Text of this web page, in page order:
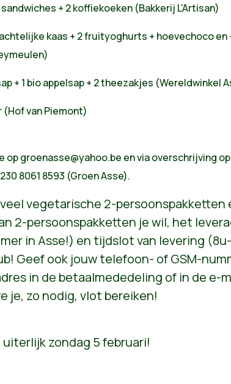
+ 2 koffiekoeken (Bakkerij L'Artisan)
kaas + 2 fruityoghurts + hoevechoco
+ 1 bio appelsap + 2 theezakjes (Wereldwinkel
(Hof van Piemont)
opgroenasse@yahoo.be en via overschrijving op
8061 8593 (Groen Asse).
vegetarische 2-persoonspakketten
2-persoonspakketten je wil, het
in Asse!) en tijdslot van levering
Geef ook jouw telefoon- of GSM-
in de betaalmededeling of in de e-
je, zo nodig, vlot bereiken!
zondag 5 februari!